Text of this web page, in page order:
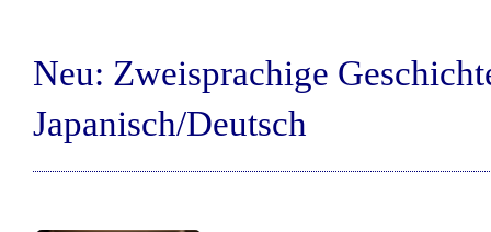
Neu: Zweisprachige
Japanisch/Deutsch